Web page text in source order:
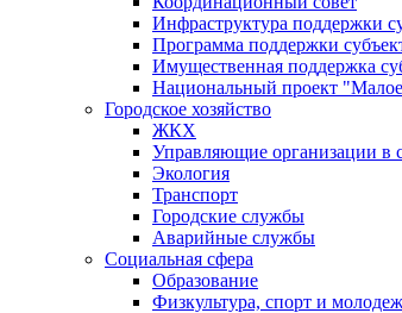
Инфраструктура поддержки
Программа поддержки
Имущественная поддержка
Национальный проект
Городское хозяйство
ЖКХ
Управляющие организации в
Экология
Транспорт
Городские службы
Аварийные службы
Социальная сфера
Образование
Физкультура, спорт и